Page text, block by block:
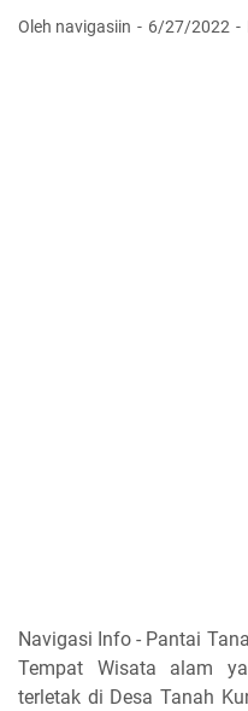
Oleh navigasiin 6/27/2022
Navigasi Info - Pantai
Tempat Wisata alam
terletak di Desa Tanah